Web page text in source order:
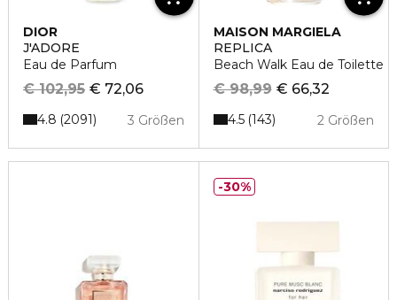
DIOR
J'ADORE
Eau de Parfum
€ 72,06
€ 102,95
3 Größen
4.8 2091
MAISON MARGIELA
REPLICA
Beach Walk Eau de Toilette
€ 66,32
€ 98,99
2 Größen
4.5 143
30%